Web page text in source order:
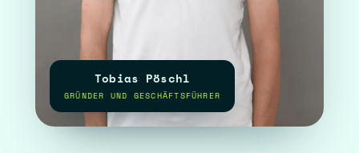
Tobias Pöschl
GRÜNDER UND GESCHÄFTSFÜHRER